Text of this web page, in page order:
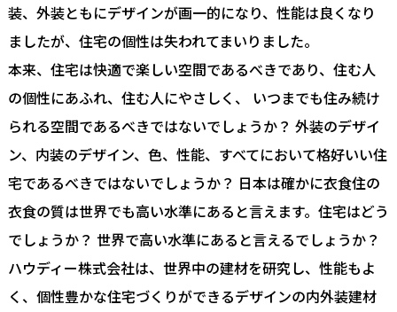
装、外装ともにデザインが画一的になり、性能は良くなり
ましたが、住宅の個性は失われてまいりました。
本来、住宅は快適で楽しい空間であるべきであり、住む人
の個性にあふれ、住む人にやさしく、 いつまでも住み続け
られる空間であるべきではないでしょうか？ 外装のデザイ
ン、内装のデザイン、色、性能、すべてにおいて格好いい住
宅であるべきではないでしょうか？ 日本は確かに衣食住の
衣食の質は世界でも高い水準にあると言えます。住宅はどう
でしょうか？ 世界で高い水準にあると言えるでしょうか？
ハウディー株式会社は、世界中の建材を研究し、性能もよ
く、個性豊かな住宅づくりができるデザインの内外装建材